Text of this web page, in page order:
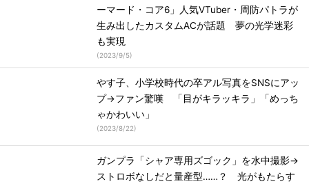
ーマード・コア6」人気VTuber・周防パトラが
生み出したカスタムACが話題 夢の光学迷彩
も実現
(2023/9/5)
やす子、小学校時代の卒アル写真をSNSにアッ
プ→ファン驚嘆 「目がキラッキラ」「めっち
ゃかわいい」
(2023/8/22)
ガンプラ「シャア専用ズゴック」を水中撮影→
ストロボなしだと量産型……？ 光がもたらす